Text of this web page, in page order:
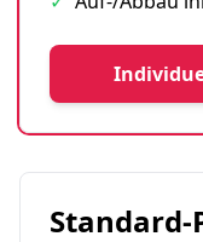
Standard-